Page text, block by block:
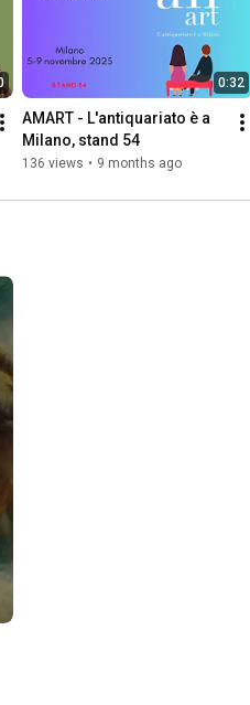
0:32
AMART - L'antiquariato è a
Milano, stand 54
136 views • 9 months ago